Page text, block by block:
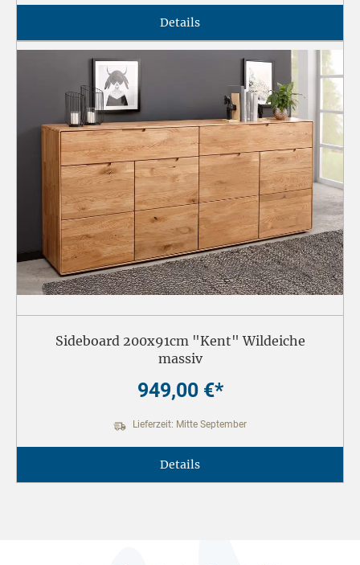
Details
Sideboard 200x91cm "Kent" Wildeiche
massiv
949,00 €*
Lieferzeit: Mitte September
Details